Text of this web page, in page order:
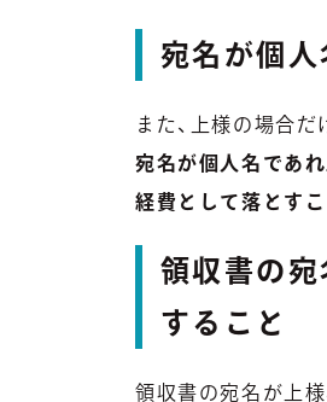
宛名が個人
また、上様の場合
宛名が個人名であ
経費として落とすこ
領収書の宛
すること
領収書の宛名が上様